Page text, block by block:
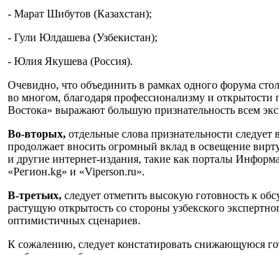
- Марат Шибутов (Казахстан);
- Гули Юлдашева (Узбекистан);
- Юлия Якушева (Россия).
Очевидно, что объединить в рамках одного форума
во многом, благодаря профессионализму и
Востока» выражают большую признательность всем
Во-вторых, отдельные слова признательности
продолжает вносить огромный вклад в освещение
и другие интернет-издания, такие как порталы
«Регион.kg» и «Viperson.ru».
В-третьих, следует отметить высокую готовность к
растущую открытость со стороны узбекского
оптимистичных сценариев.
К сожалению, следует констатировать снижающуюся